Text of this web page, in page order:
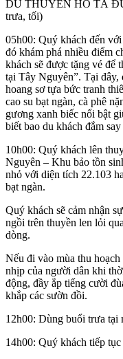
DU THUYỀN HỒ TÀ
trưa, tối)
05h00: Quý khách đến
đó khám phá nhiều điểm
khách sẽ được tặng vé để
tại Tây Nguyên”. Tại đây,
hoang sơ tựa bức tranh
cao su bạt ngàn, cà phê
gương xanh biếc nổi bật
biết bao du khách đắm
10h00: Quý khách lên
Nguyên – Khu bảo tồn
nhỏ với diện tích 22.103
bạt ngàn.
Quý khách sẽ cảm nhận
ngồi trên thuyền len lỏi
dòng.
Nếu đi vào mùa thu
nhịp của người dân khi
động, đầy ắp tiếng cười
khắp các sườn đồi.
12h00: Dùng buổi trưa tại
14h00: Quý khách tiếp